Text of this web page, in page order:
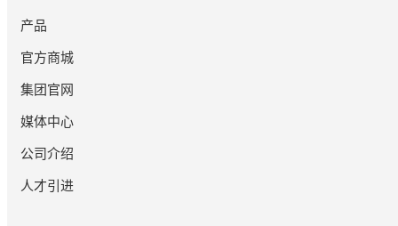
产品
官方商城
集团官网
媒体中心
公司介绍
人才引进